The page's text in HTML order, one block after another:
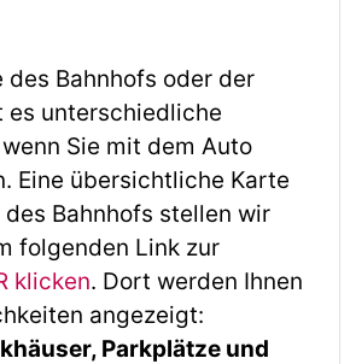
des Bahnhofs oder der
unterschiedliche
Sie mit dem Auto
Eine übersichtliche Karte
Bahnhofs stellen wir
folgenden Link zur
klicken. Dort werden Ihnen
angezeigt:
Parkplätze und